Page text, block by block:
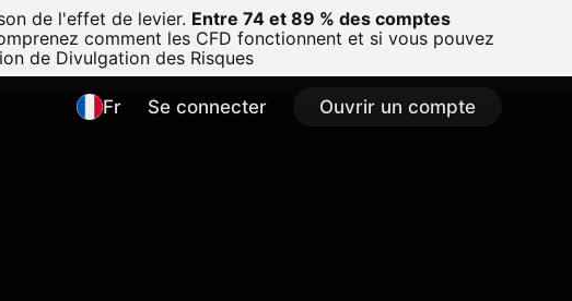
de l'effet de levier. Entre 74 et 89 % des comptes
comment les CFD fonctionnent et si vous pouvez
de Divulgation des Risques
Fr Se connecter Ouvrir un compte